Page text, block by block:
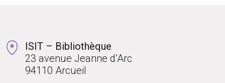
ISIT – Bibliothèque
23 avenue Jeanne d’Arc
94110 Arcueil